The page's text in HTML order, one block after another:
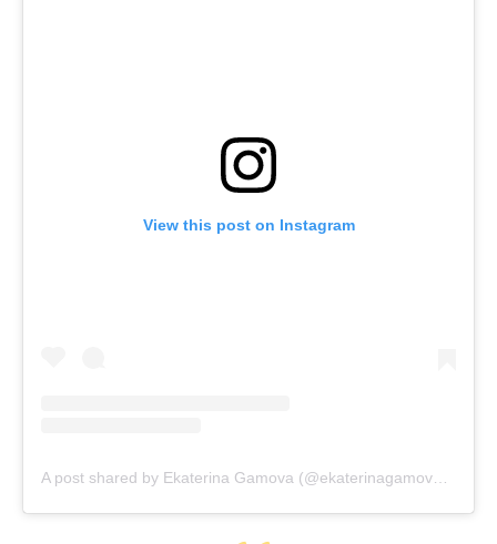
View this post on Instagram
A post shared by Ekaterina Gamova (@ekaterinagamova11)